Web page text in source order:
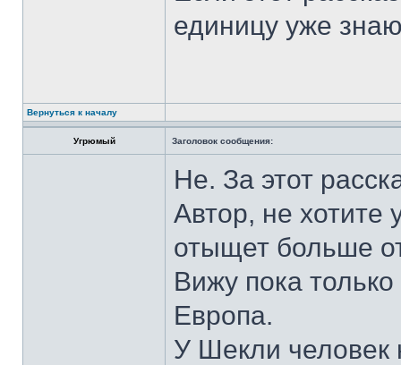
единицу уже
Вернуться к началу
Угрюмый Заголовок сообщения:
Не. За этот
Автор, не хотите
отыщет больше
Вижу пока
Европа.
У Шекли человек